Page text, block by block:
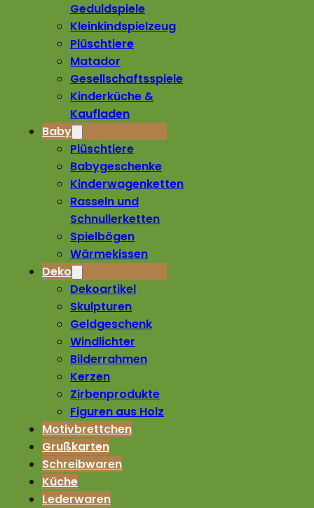
Geduldspiele
Kleinkindspielzeug
Plüschtiere
Matador
Gesellschaftsspiele
Kinderküche &
Kaufladen
Baby
Plüschtiere
Babygeschenke
Kinderwagenketten
Rasseln und
Schnullerketten
Spielbögen
Wärmekissen
Deko
Dekoartikel
Skulpturen
Geldgeschenk
Windlichter
Bilderrahmen
Kerzen
Zirbenprodukte
Figuren aus Holz
Motivbrettchen
Grußkarten
Schreibwaren
Küche
Lederwaren